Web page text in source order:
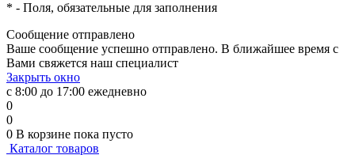
* - Поля, обязательные для заполнения
Сообщение отправлено
Ваше сообщение успешно отправлено. В ближайшее время с
Вами свяжется наш специалист
Закрыть окно
с 8:00 до 17:00 ежедневно
0
0
0 В корзине пока пусто
Каталог товаров